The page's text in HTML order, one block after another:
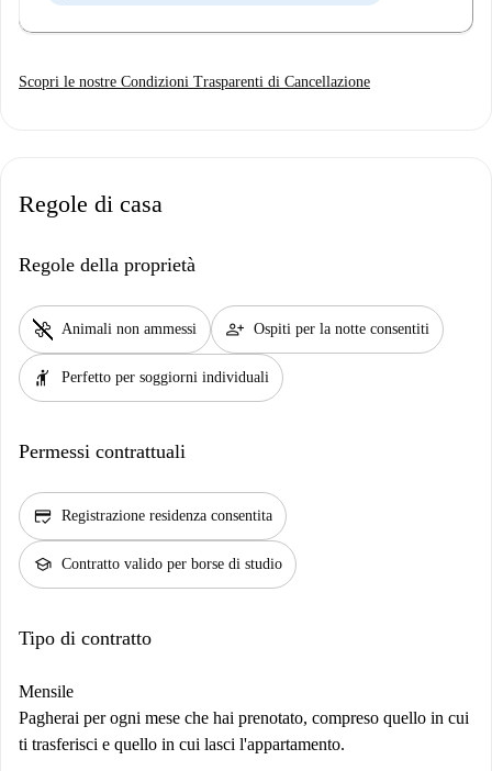
Scopri le nostre Condizioni Trasparenti di Cancellazione
Regole di casa
Regole della proprietà
pet_supplies Animali non ammessi person_add Ospiti per la notte consentiti
hail Perfetto per soggiorni individuali
Permessi contrattuali
credit_score Registrazione residenza consentita
school Contratto valido per borse di studio
Tipo di contratto
Mensile
Pagherai per ogni mese che hai prenotato, compreso quello in cui
ti trasferisci e quello in cui lasci l'appartamento.